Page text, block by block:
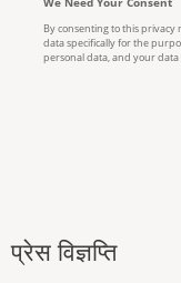
प्रेस विज्ञप्ति